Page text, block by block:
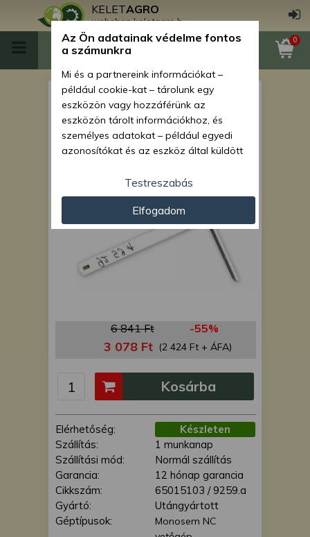
KELETAGRO
webshop.keletagro.hu
0
műtrágya tartály belső
merevítő, T
6 841 Ft -55%
3 078 Ft (2 424 Ft + ÁFA)
Elérhetőség:
Készleten
Szállítás:
1 munkanap
Szállítási mód:
Normál szállítás
Garancia:
12 hónap garancia
Cikkszám:
65015103 / 9259.a
Gyártó:
Utángyártott
Géptípusok:
Monosem NC
Kosárba
Az Ön adatainak védelme fontos
a számunkra
Mi és a partnereink információkat –
például cookie-kat – tárolunk egy
eszközön vagy hozzáférünk az
eszközön tárolt információkhoz, és
személyes adatokat – például egyedi
azonosítókat és az eszköz által küldött
személyre szabott hirdetések és
tartalom nyújtásához, hirdetés- és
tartalomméréshez, nézettségi adatok
gyűjtéséhez, valamint termékek
kifejlesztéséhez és a termékek
javításához. Az Ön engedélyével mi és a
partnereink eszközleolvasásos
kattintva hozzájárulhat ahhoz, hogy mi
és a partnereink a fent leírtak szerint
lehetőségként a hozzájárulás
megadása vagy elutasítása előtt
megváltoztathatja beállításait. Felhívjuk
figyelmét, hogy személyes adatainak
bizonyos kezeléséhez nem feltétlenül
szükséges az Ön hozzájárulása, de
jogában áll tiltakozni az ilyen jellegű
adatkezelés ellen. A beállításai csak erre
a weboldalra érvényesek. Erre a
webhelyre visszatérve vagy az
Testreszabás
Elfogadom